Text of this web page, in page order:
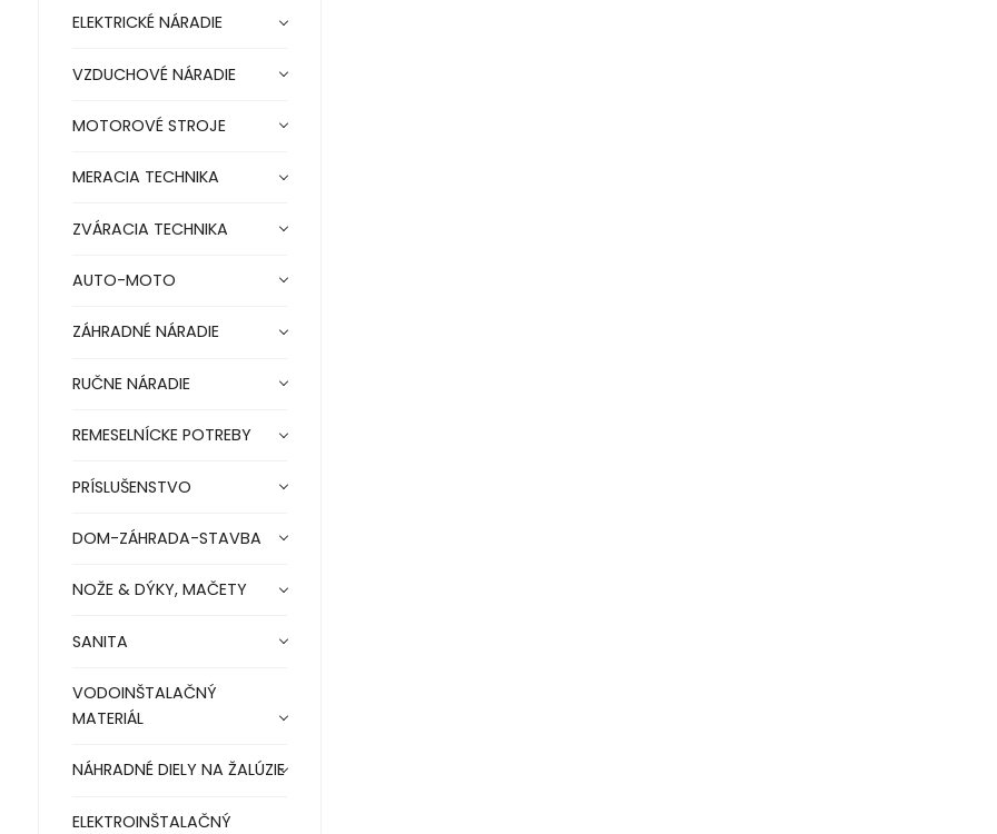
ELEKTRICKÉ NÁRADIE
VZDUCHOVÉ NÁRADIE
MOTOROVÉ STROJE
MERACIA TECHNIKA
ZVÁRACIA TECHNIKA
AUTO-MOTO
ZÁHRADNÉ NÁRADIE
RUČNE NÁRADIE
REMESELNÍCKE POTREBY
PRÍSLUŠENSTVO
DOM-ZÁHRADA-STAVBA
NOŽE & DÝKY, MAČETY
SANITA
VODOINŠTALAČNÝ
MATERIÁL
NÁHRADNÉ DIELY NA ŽALÚZIE
ELEKTROINŠTALAČNÝ